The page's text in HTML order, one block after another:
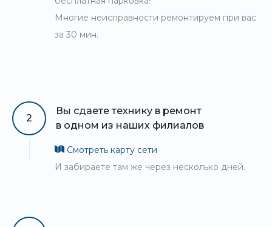
Многие неисправности ремонтируем при вас
за 30 мин.
2
Вы сдаете технику в ремонт
в одном из наших филиалов
Смотреть карту сети
И забираете там же через несколько дней.